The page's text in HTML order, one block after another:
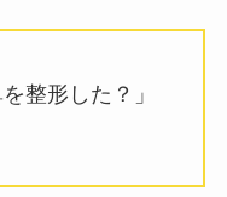
整形した？」